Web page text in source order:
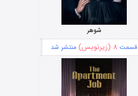
شوهر
قسمت ۸ (زیرنویس) منتشر شد